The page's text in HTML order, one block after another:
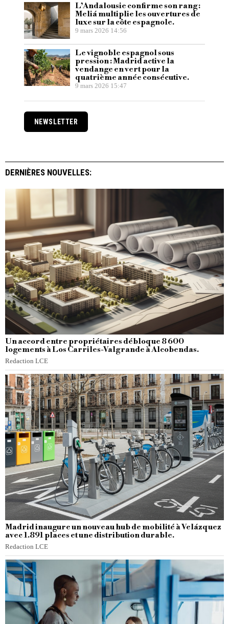
L’Andalousie confirme son rang :
Meliá multiplie les ouvertures de
luxe sur la côte espagnole.
9 mars 2026 14:56
Le vignoble espagnol sous
pression : Madrid active la
vendange en vert pour la
quatrième année consécutive.
9 mars 2026 15:47
NEWSLETTER
DERNIÈRES NOUVELLES:
Un accord entre propriétaires débloque 8 600
logements à Los Carriles-Valgrande à Alcobendas.
Redaction LCE
Madrid inaugure un nouveau hub de mobilité à Velázquez
avec 1.891 places et une distribution durable.
Redaction LCE